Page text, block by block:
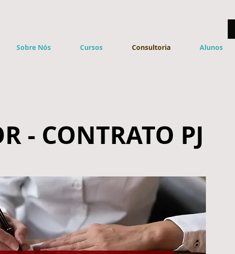
Sobre Nós Cursos Consultoria Alunos
- CONTRATO PJ